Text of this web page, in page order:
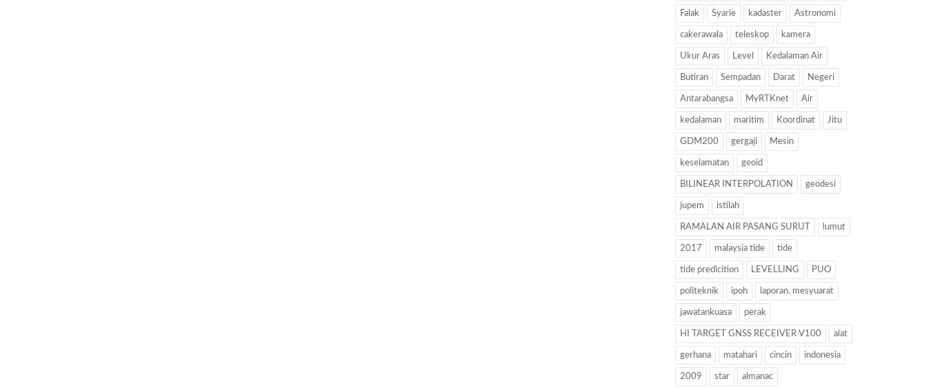
Falak Syarie kadaster Astronomi
cakerawala teleskop kamera
Ukur Aras Level Kedalaman Air
Butiran Sempadan Darat Negeri
Antarabangsa MyRTKnet Air
kedalaman maritim Koordinat Jitu
GDM200 gergaji Mesin
keselamatan geoid
BILINEAR INTERPOLATION geodesi
jupem istilah
RAMALAN AIR PASANG SURUT lumut
2017 malaysia tide tide
tide predicition LEVELLING PUO
politeknik ipoh laporan. mesyuarat
jawatankuasa perak
HI TARGET GNSS RECEIVER V100 alat
gerhana matahari cincin indonesia
2009 star almanac